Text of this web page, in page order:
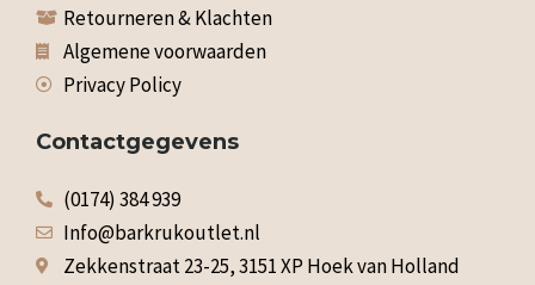
Retourneren & Klachten
Algemene voorwaarden
Privacy Policy
Contactgegevens
(0174) 384 939
Info@barkrukoutlet.nl
Zekkenstraat 23-25, 3151 XP Hoek van Holland